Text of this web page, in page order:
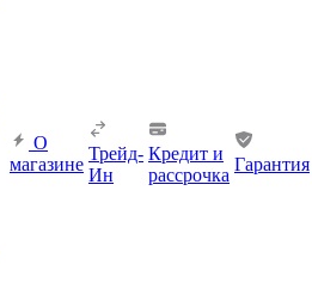
О
магазине
Трейд-
Ин
Кредит и
рассрочка
Гарантия